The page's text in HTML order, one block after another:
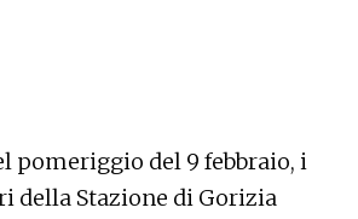
pomeriggio del 9 febbraio, i
della Stazione di Gorizia